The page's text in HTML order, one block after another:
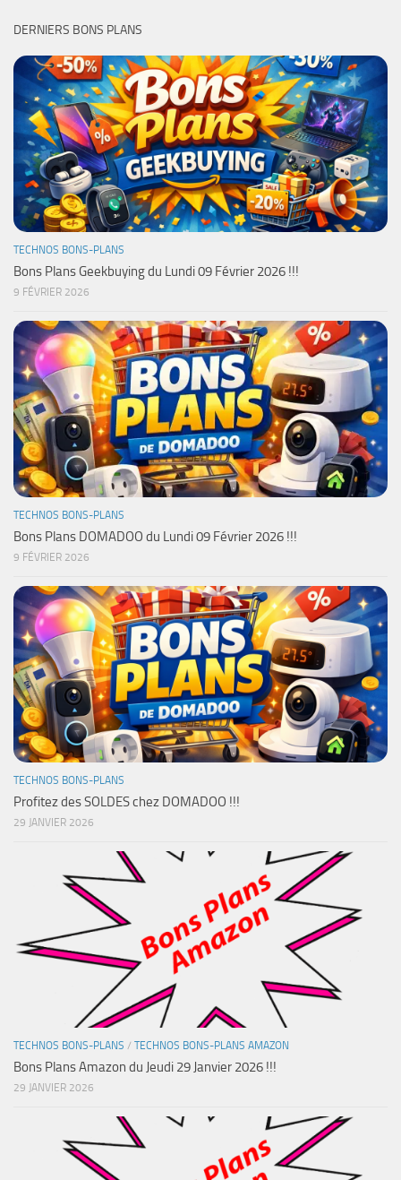
DERNIERS BONS PLANS
TECHNOS BONS-PLANS
Bons Plans Geekbuying du Lundi 09 Février 2026 !!!
9 FÉVRIER 2026
TECHNOS BONS-PLANS
Bons Plans DOMADOO du Lundi 09 Février 2026 !!!
9 FÉVRIER 2026
TECHNOS BONS-PLANS
Profitez des SOLDES chez DOMADOO !!!
29 JANVIER 2026
TECHNOS BONS-PLANS / TECHNOS BONS-PLANS AMAZON
Bons Plans Amazon du Jeudi 29 Janvier 2026 !!!
29 JANVIER 2026